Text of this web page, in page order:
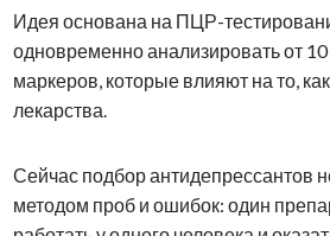
Идея основана на ПЦР-
одновременно анализировать от 10
маркеров, которые влияют на то,
лекарства.
Сейчас подбор антидепрессантов
методом проб и ошибок: один